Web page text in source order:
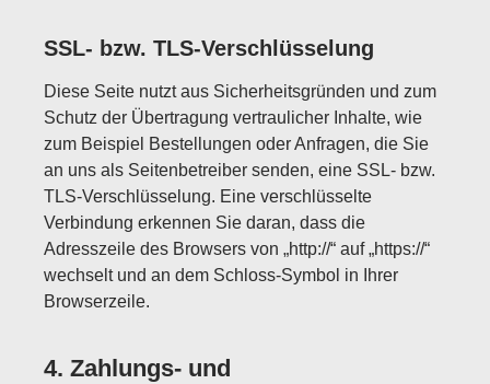
SSL- bzw. TLS-Verschlüsselung
Diese Seite nutzt aus Sicherheitsgründen und zum
Schutz der Übertragung vertraulicher Inhalte, wie
zum Beispiel Bestellungen oder Anfragen, die Sie
an uns als Seitenbetreiber senden, eine SSL- bzw.
TLS-Verschlüsselung. Eine verschlüsselte
Verbindung erkennen Sie daran, dass die
Adresszeile des Browsers von „http://“ auf „https://“
wechselt und an dem Schloss-Symbol in Ihrer
Browserzeile.
4. Zahlungs- und